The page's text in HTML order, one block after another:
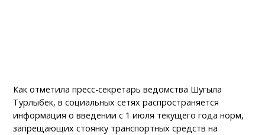
Как отметила пресс-секретарь ведомства Шугыла
Турлыбек, в социальных сетях распространяется
информация о введении с 1 июля текущего года норм,
запрещающих стоянку транспортных средств на